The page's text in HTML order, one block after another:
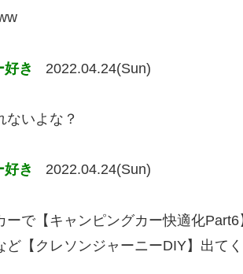
好き 2022.04.24(Sun)
ないよな？
好き 2022.04.24(Sun)
ーで【キャンピングカー快適化
ど【クレソンジャーニーDIY】出て